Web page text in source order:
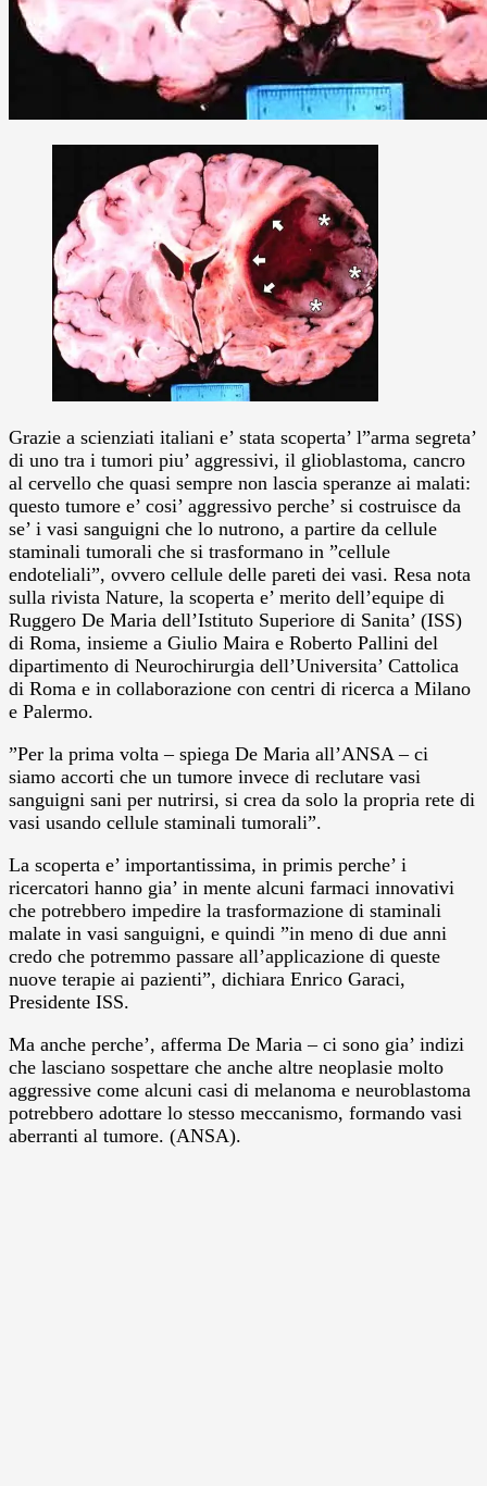
Grazie a scienziati italiani e’ stata scoperta’ l”arma segreta’
di uno tra i tumori piu’ aggressivi, il glioblastoma, cancro
al cervello che quasi sempre non lascia speranze ai malati:
questo tumore e’ cosi’ aggressivo perche’ si costruisce da
se’ i vasi sanguigni che lo nutrono, a partire da cellule
staminali tumorali che si trasformano in ”cellule
endoteliali”, ovvero cellule delle pareti dei vasi. Resa nota
sulla rivista Nature, la scoperta e’ merito dell’equipe di
Ruggero De Maria dell’Istituto Superiore di Sanita’ (ISS)
di Roma, insieme a Giulio Maira e Roberto Pallini del
dipartimento di Neurochirurgia dell’Universita’ Cattolica
di Roma e in collaborazione con centri di ricerca a Milano
e Palermo.
”Per la prima volta – spiega De Maria all’ANSA – ci
siamo accorti che un tumore invece di reclutare vasi
sanguigni sani per nutrirsi, si crea da solo la propria rete di
vasi usando cellule staminali tumorali”.
La scoperta e’ importantissima, in primis perche’ i
ricercatori hanno gia’ in mente alcuni farmaci innovativi
che potrebbero impedire la trasformazione di staminali
malate in vasi sanguigni, e quindi ”in meno di due anni
credo che potremmo passare all’applicazione di queste
nuove terapie ai pazienti”, dichiara Enrico Garaci,
Presidente ISS.
Ma anche perche’, afferma De Maria – ci sono gia’ indizi
che lasciano sospettare che anche altre neoplasie molto
aggressive come alcuni casi di melanoma e neuroblastoma
potrebbero adottare lo stesso meccanismo, formando vasi
aberranti al tumore. (ANSA).